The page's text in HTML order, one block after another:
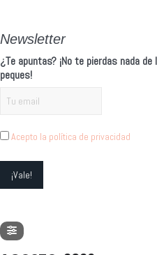
Newsletter
¿Te apuntas? ¡No te pierdas nada
peques!
Acepto la política de privacidad